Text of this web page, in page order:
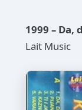
1999 – Da,
Lait Music